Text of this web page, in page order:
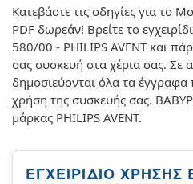
Κατεβάστε τις οδηγίες για το
PDF δωρεάν! Βρείτε το
580/00 - PHILIPS AVENT και
σας συσκευή στα χέρια σας. Σε
δημοσιεύονται όλα τα έγγραφα
χρήση της συσκευής σας.
μάρκας PHILIPS AVENT.
ΕΓΧΕΙΡΊΔΙΟ ΧΡΉΣΗΣ